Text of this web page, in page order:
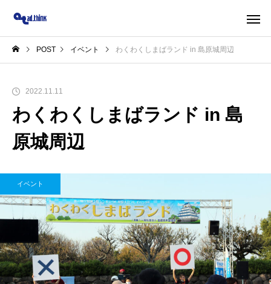
POST イベント わくわくしまばランド in 島原城周辺
2022.11.11
わくわくしまばランド in 島
原城周辺
イベント